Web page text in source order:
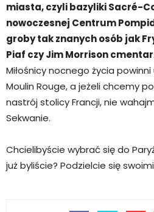
miasta, czyli bazyliki Sacré-
nowoczesnej Centrum
groby tak znanych osób jak
Piaf czy Jim Morrison
Miłośnicy nocnego życia
Moulin Rouge, a jeżeli chcemy
nastrój stolicy Francji, nie
Sekwanie.
Chcielibyście wybrać się do
już byliście? Podzielcie się